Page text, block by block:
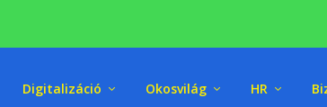
Digitalizáció Okosvilág HR